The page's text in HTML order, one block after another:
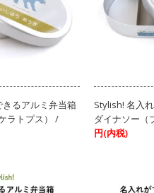
るアルミ弁当箱
ラトプス） /
Stylish! 名入
ダイナソー（
円(内税)